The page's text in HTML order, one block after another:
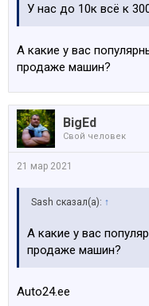
У нас до 10к всё к
А какие у вас
продаже машин?
BigEd
Свой человек
21 мар 2021
Sash сказал(а): ↑
А какие у вас
продаже машин?
Auto24.ee